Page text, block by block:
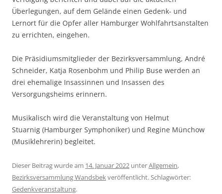
Überlegungen, auf dem Gelände einen Gedenk- und
Lernort für die Opfer aller Hamburger Wohlfahrtsanstalten
zu errichten, eingehen.
Die Präsidiumsmitglieder der Bezirksversammlung, André
Schneider, Katja Rosenbohm und Philip Buse werden an
drei ehemalige Insassinnen und Insassen des
Versorgungsheims erinnern.
Musikalisch wird die Veranstaltung von Helmut
Stuarnig (Hamburger Symphoniker) und Regine Münchow
(Musiklehrerin) begleitet.
Dieser Beitrag wurde am 14. Januar 2022 unterAllgemein,
Bezirksversammlung Wandsbekveröffentlicht. Schlagwörter:
Gedenkveranstaltung.